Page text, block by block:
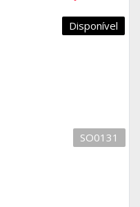
Disponível
SO0131